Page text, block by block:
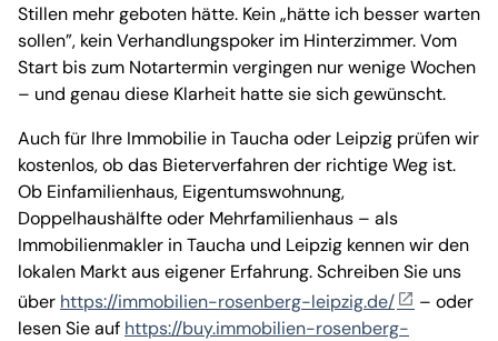
Stillen mehr geboten hätte. Kein „hätte ich besser warten
sollen”, kein Verhandlungspoker im Hinterzimmer. Vom
Start bis zum Notartermin vergingen nur wenige Wochen
– und genau diese Klarheit hatte sie sich gewünscht.
Auch für Ihre Immobilie in Taucha oder Leipzig prüfen wir
kostenlos, ob das Bieterverfahren der richtige Weg ist.
Ob Einfamilienhaus, Eigentumswohnung,
Doppelhaushälfte oder Mehrfamilienhaus – als
Immobilienmakler in Taucha und Leipzig kennen wir den
lokalen Markt aus eigener Erfahrung. Schreiben Sie uns
über https://immobilien-rosenberg-leipzig.de/
– oder
lesen Sie auf https://buy.immobilien-rosenberg-